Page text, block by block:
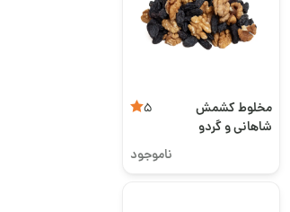
مخلوط کشمش
شاهانی و گردو
5
ناموجود